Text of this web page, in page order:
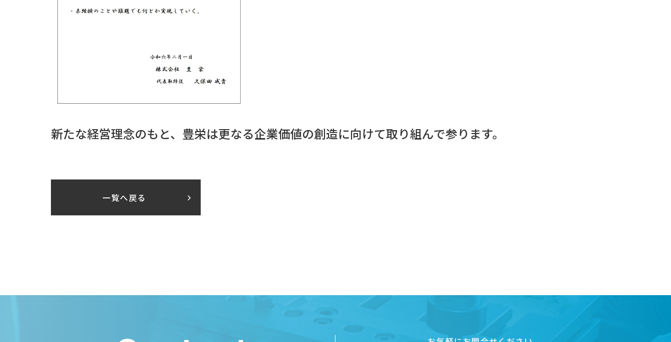
新たな経営理念のもと、豊栄は更なる企業価値の創造に向けて取り組んで参ります。
一覧へ戻る